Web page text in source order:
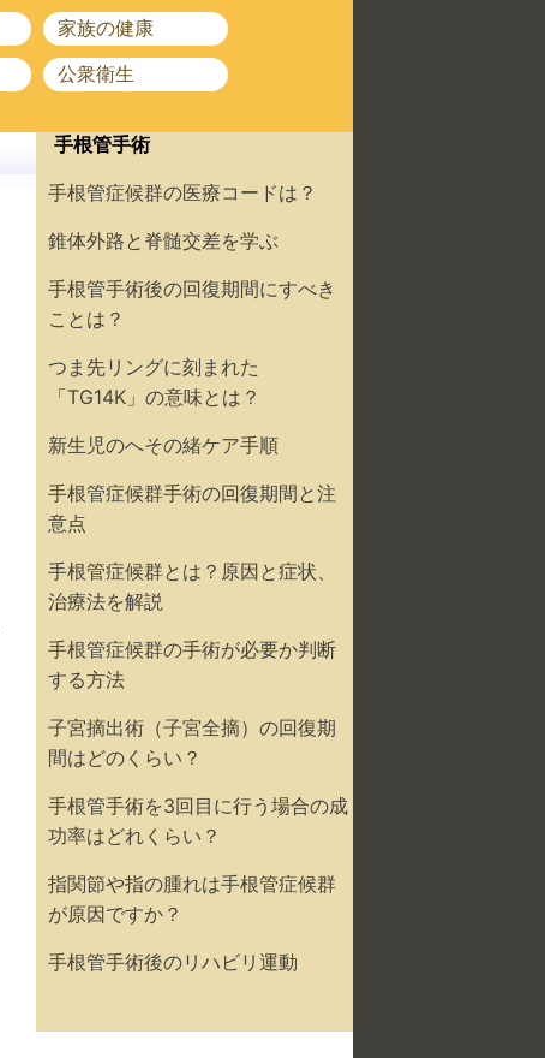
家族の健康
公衆衛生
手根管手術
手根管症候群の医療コードは？
錐体外路と脊髄交差を学ぶ
手根管手術後の回復期間にすべき
ことは？
つま先リングに刻まれた
「TG14K」の意味とは？
新生児のへその緒ケア手順
手根管症候群手術の回復期間と注
意点
手根管症候群とは？原因と症状、
治療法を解説
手根管症候群の手術が必要か判断
する方法
子宮摘出術（子宮全摘）の回復期
間はどのくらい？
手根管手術を3回目に行う場合の成
功率はどれくらい？
指関節や指の腫れは手根管症候群
が原因ですか？
手根管手術後のリハビリ運動